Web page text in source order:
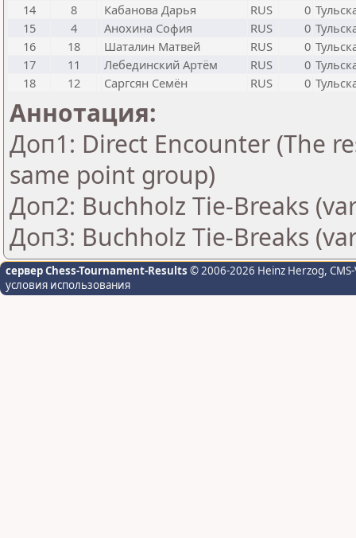
14
8 Кабанова Дарья RUS 0
15
4 Анохина София RUS 0
16
18 Шаталин Матвей RUS 0
17
11 Лебединский Артём RUS 0
18
12 Саргсян Семён RUS 0
Аннотация:
Доп1: Direct Encounter (The
same point group)
Доп2: Buchholz Tie-Breaks
Доп3: Buchholz Tie-Breaks
сервер Chess-Tournament-Results © 2006-2026 Heinz Herzog,
условия использования